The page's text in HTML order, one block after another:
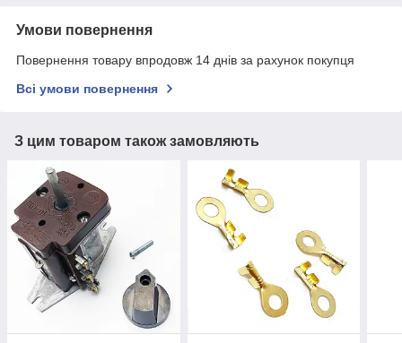
Умови повернення
Повернення товару впродовж 14 днів за рахунок покупця
Всі умови повернення
З цим товаром також замовляють